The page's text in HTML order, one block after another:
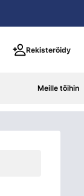
Rekisteröidy
Meille töihin